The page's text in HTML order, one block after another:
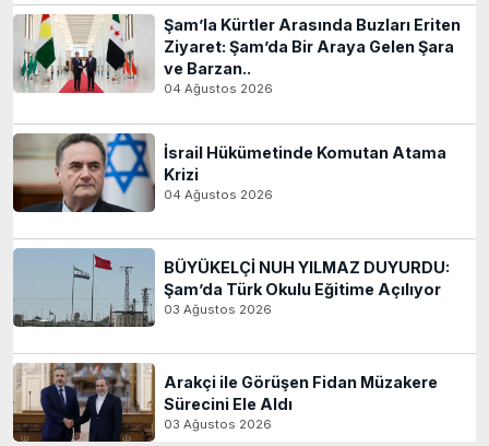
Şam’la Kürtler Arasında Buzları Eriten
Ziyaret: Şam’da Bir Araya Gelen Şara
ve Barzan..
04 Ağustos 2026
İsrail Hükümetinde Komutan Atama
Krizi
04 Ağustos 2026
BÜYÜKELÇİ NUH YILMAZ DUYURDU:
Şam’da Türk Okulu Eğitime Açılıyor
03 Ağustos 2026
Arakçi ile Görüşen Fidan Müzakere
Sürecini Ele Aldı
03 Ağustos 2026